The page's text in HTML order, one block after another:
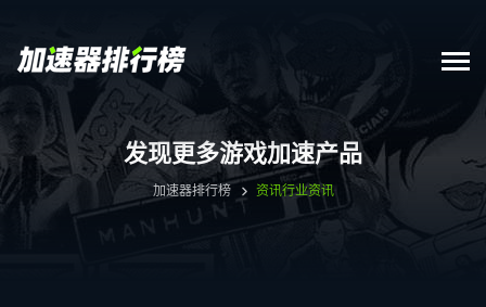
发现更多游戏加速产品
加速器排行榜 资讯行业资讯